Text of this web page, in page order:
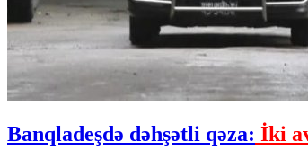
Banqladeşdə dəhşətli qəza: İki